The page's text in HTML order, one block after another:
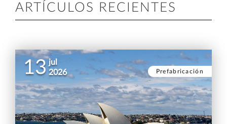
ARTÍCULOS RECIENTES
13 jul
2026
Prefabricación